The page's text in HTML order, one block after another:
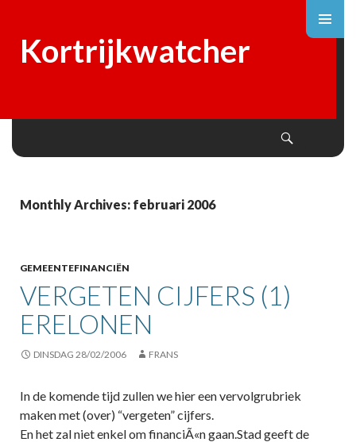
Kortrijkwatcher
Monthly Archives: februari 2006
GEMEENTEFINANCIËN
VERGETEN CIJFERS (1)
ERELONEN
DINSDAG 28/02/2006 FRANS
In de komende tijd zullen we hier een vervolgrubriek
maken met (over) “vergeten” cijfers.
En het zal niet enkel om financiÃ«n gaan.Stad geeft de